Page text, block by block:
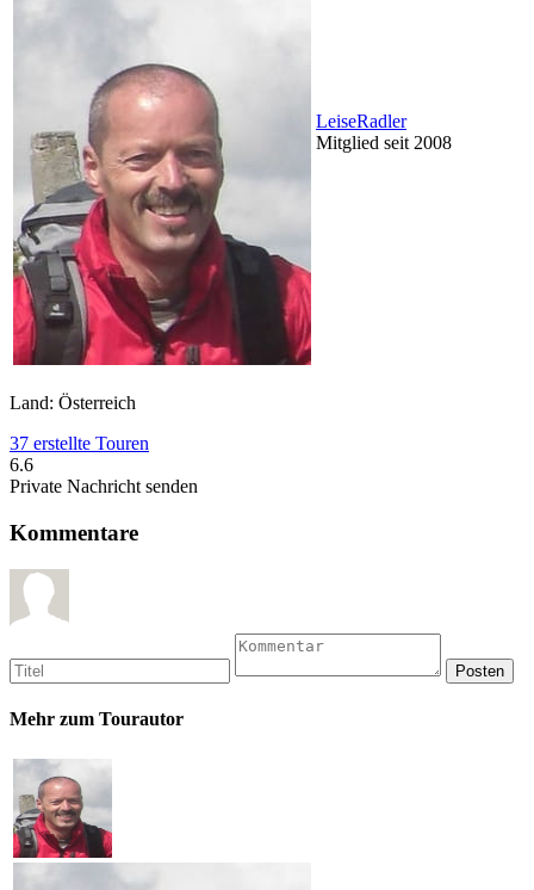
LeiseRadler
Mitglied seit 2008
Land: Österreich
37 erstellte Touren
6.6
Private Nachricht senden
Kommentare
Mehr zum Tourautor